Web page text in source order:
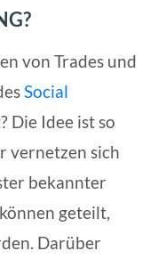
von Trades und
Social
Die Idee ist so
vernetzen sich
bekannter
geteilt,
Darüber